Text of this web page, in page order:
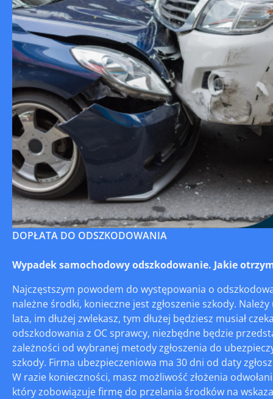
DOPŁATA DO ODSZKODOWANIA
Wypadek samochodowy odszkodowanie. Jakie
Najczęstszym powodem do występowania o
należne środki, konieczne jest zgłoszenie szkody.
lata, im dłużej zwlekasz, tym dłużej będziesz musiał
odszkodowania z OC sprawcy, niezbędne będzie
zależności od wybranej metody zgłoszenia do
szkody. Firma ubezpieczeniowa ma 30 dni od daty
W razie konieczności, masz możliwość złożenia
który zobowiązuje firmę do przelania środków na